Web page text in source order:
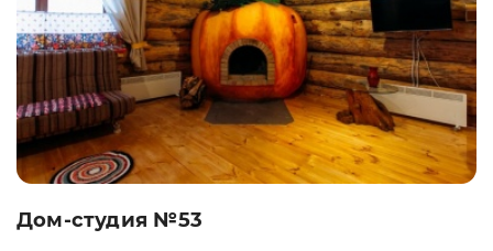
Дом-студия №53